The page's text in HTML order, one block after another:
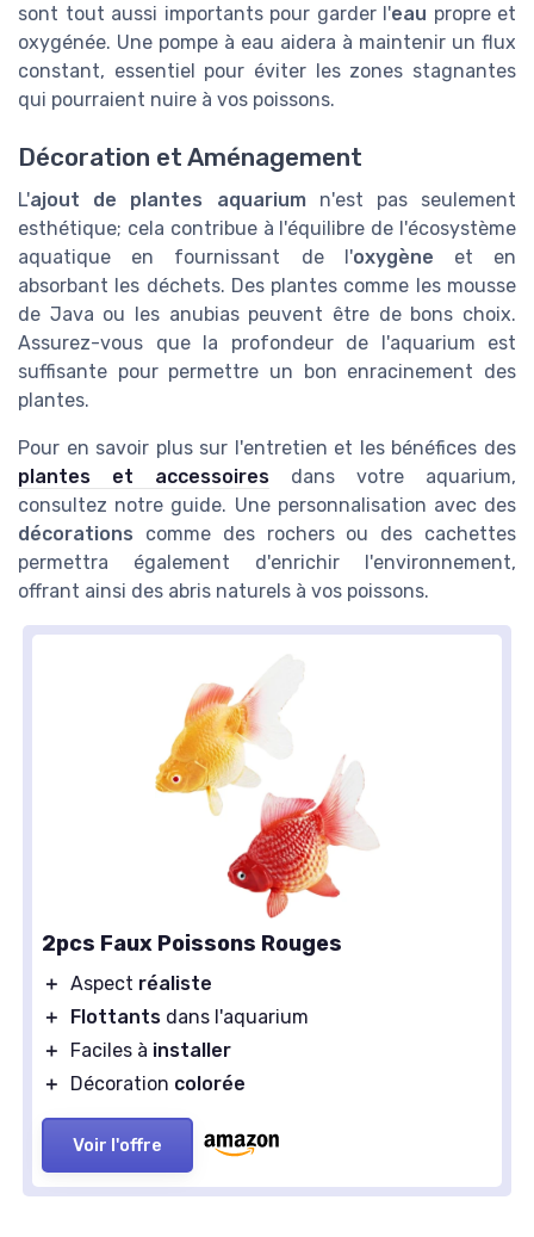
sont tout aussi importants pour garder l'eau propre et
oxygénée. Une pompe à eau aidera à maintenir un flux
constant, essentiel pour éviter les zones stagnantes
qui pourraient nuire à vos poissons.
Décoration et Aménagement
L'ajout de plantes aquariumn'est pas seulement
esthétique; cela contribue à l'équilibre de l'écosystème
aquatique en fournissant de l'oxygène et en
absorbant les déchets. Des plantes comme les mousse
de Java ou les anubias peuvent être de bons choix.
Assurez-vous que la profondeur de l'aquarium est
suffisante pour permettre un bon enracinement des
plantes.
Pour en savoir plus sur l'entretien et les bénéfices des
plantes et accessoires dans votre aquarium,
consultez notre guide. Une personnalisation avec des
décorations comme des rochers ou des cachettes
permettra également d'enrichir l'environnement,
offrant ainsi des abris naturels à vos poissons.
2pcs Faux Poissons Rouges
＋ Aspect réaliste
＋
Flottants dans l'aquarium
＋
Faciles à installer
＋
Décoration colorée
Voir l'offre